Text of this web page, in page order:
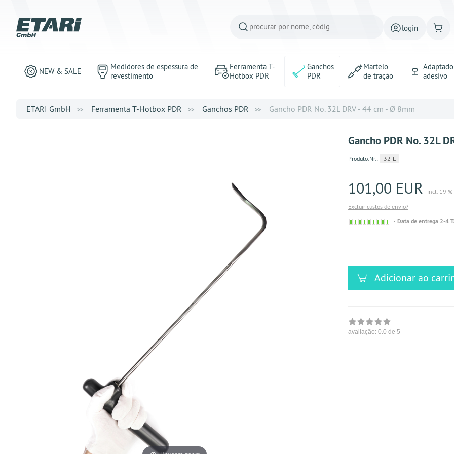
login
NEW & SALE
Medidores de espessura de
revestimento
Ferramenta T-
Hotbox PDR
Ganchos
PDR
Martelo
de tração
adesivo
ETARI GmbH Ferramenta T-Hotbox PDR Ganchos PDR Gancho PDR No. 32L DRV - 44 cm - Ø 8mm
Gancho PDR No. 32L
Produto.Nr.: 32-L
101,00 EUR
incl. 19 %
Excluir custos de envio?
Sofort
Data de entrega 2-4
Adicionar ao
avaliação: 0.0 de 5